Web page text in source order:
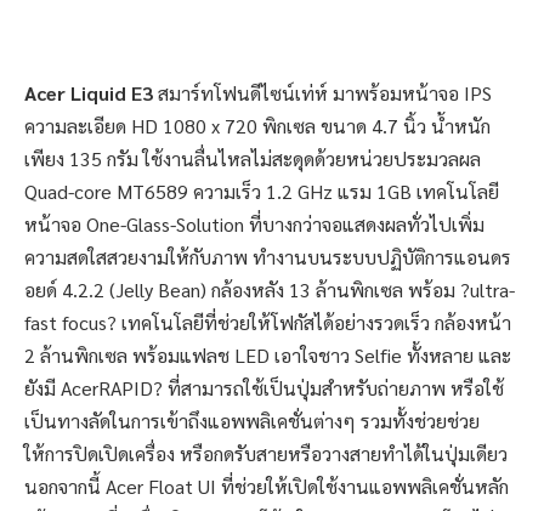
Acer Liquid E3สมาร์ทโฟนดีไซน์เท่ห์ มาพร้อมหน้าจอ IPS
ความละเอียด HD 1080 x 720 พิกเซล ขนาด 4.7 นิ้ว น้ำหนัก
เพียง 135 กรัม ใช้งานลื่นไหลไม่สะดุดด้วยหน่วยประมวลผล
Quad-core MT6589 ความเร็ว 1.2 GHz แรม 1GB เทคโนโลยี
หน้าจอ One-Glass-Solution ที่บางกว่าจอแสดงผลทั่วไปเพิ่ม
ความสดใสสวยงามให้กับภาพ ทำงานบนระบบปฏิบัติการแอนดร
อยด์ 4.2.2 (Jelly Bean) กล้องหลัง 13 ล้านพิกเซล พร้อม ?ultra-
fast focus? เทคโนโลยีที่ช่วยให้โฟกัสได้อย่างรวดเร็ว กล้องหน้า
2 ล้านพิกเซล พร้อมแฟลช LED เอาใจชาว Selfie ทั้งหลาย และ
ยังมี AcerRAPID? ที่สามารถใช้เป็นปุ่มสำหรับถ่ายภาพ หรือใช้
เป็นทางลัดในการเข้าถึงแอพพลิเคชั่นต่างๆ รวมทั้งช่วยช่วย
ให้การปิดเปิดเครื่อง หรือกดรับสายหรือวางสายทำได้ในปุ่มเดียว
นอกจากนี้ Acer Float UI ที่ช่วยให้เปิดใช้งานแอพพลิเคชั่นหลัก